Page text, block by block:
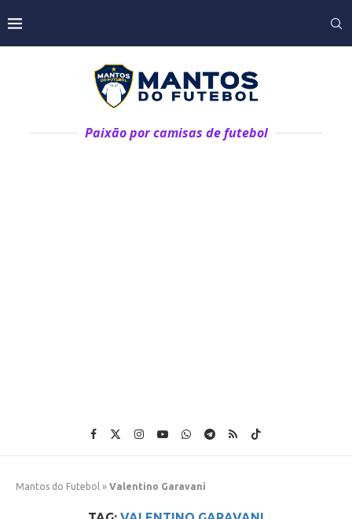
Paixão por camisas de futebol
Mantos do Futebol » Valentino Garavani